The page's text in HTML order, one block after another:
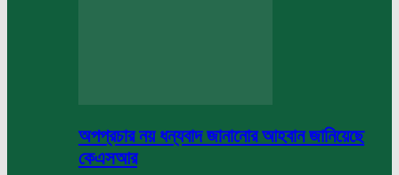
অপপ্রচার নয় ধন্যবাদ জানানোর আহবান জানিয়েছে
কেএসআর